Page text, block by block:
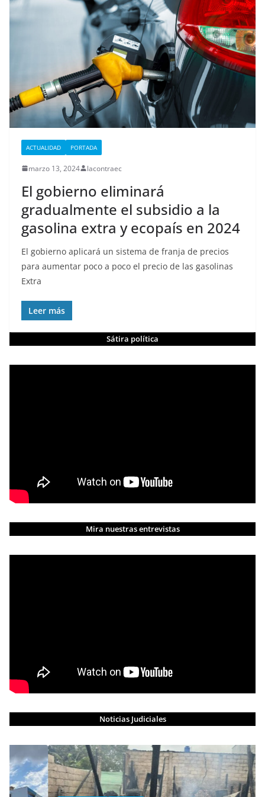
ACTUALIDAD PORTADA
marzo 13, 2024 lacontraec
El gobierno eliminará
gradualmente el subsidio a la
gasolina extra y ecopaís en 2024
El gobierno aplicará un sistema de franja de precios
para aumentar poco a poco el precio de las gasolinas
Extra
Leer más
Sátira política
Mira nuestras entrevistas
Noticias Judiciales